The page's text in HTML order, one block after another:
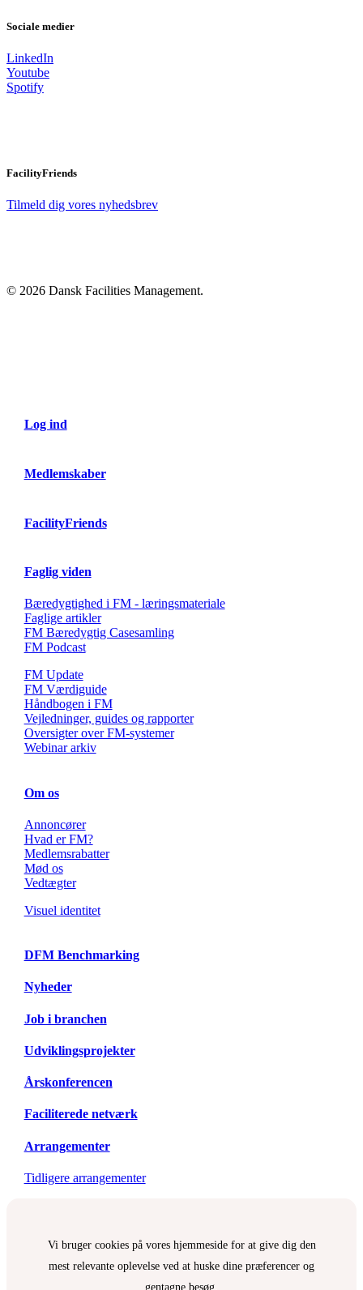
Sociale medier
LinkedIn
Youtube
Spotify
FacilityFriends
Tilmeld dig vores nyhedsbrev
© 2026 Dansk Facilities Management.
Log ind
Medlemskaber
FacilityFriends
Faglig viden
Bæredygtighed i FM - læringsmateriale
Faglige artikler
FM Bæredygtig Casesamling
FM Podcast
FM Update
FM Værdiguide
Håndbogen i FM
Vejledninger, guides og rapporter
Oversigter over FM-systemer
Webinar arkiv
Om os
Annoncører
Hvad er FM?
Medlemsrabatter
Mød os
Vedtægter
Visuel identitet
DFM Benchmarking
Nyheder
Job i branchen
Udviklingsprojekter
Årskonferencen
Faciliterede netværk
Arrangementer
Tidligere arrangementer
Vi bruger cookies på vores hjemmeside for at give dig den
mest relevante oplevelse ved at huske dine præferencer og
gentagne besøg.